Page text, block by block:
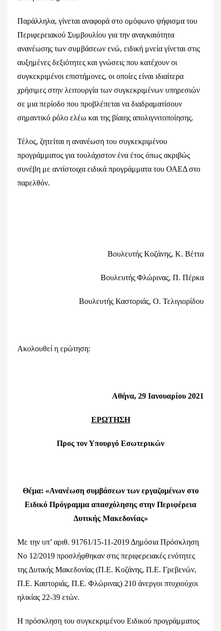
Παράλληλα, γίνεται αναφορά στο ομόφωνο ψήφισμα του
Περιφερειακού Συμβουλίου για την αναγκαιότητα
ανανέωσης των συμβάσεων ενώ, ειδική μνεία γίνεται στις
αυξημένες δεξιότητες και γνώσεις που κατέχουν οι
συγκεκριμένοι επιστήμονες, οι οποίες είναι ιδιαίτερα
χρήσιμες στην λειτουργία των συγκεκριμένων υπηρεσιών
σε μια περίοδο που προβλέπεται να διαδραματίσουν
σημαντικό ρόλο ελέω και της βίαιης απολιγνιτοποίησης.
Τέλος, ζητείται η ανανέωση του συγκεκριμένου
προγράμματος για τουλάχιστον ένα έτος όπως ακριβώς
συνέβη με αντίστοιχα ειδικά προγράμματα του ΟΑΕΔ στο
παρελθόν.
Βουλευτής Κοζάνης, Κ. Βέττα
Βουλευτής Φλώρινας, Π. Πέρκα
Βουλευτής Καστοριάς, Ο. Τελιγιορίδου
Ακολουθεί η ερώτηση:
Αθήνα, 29 Ιανουαρίου 2021
ΕΡΩΤΗΣΗ
Προς τον Υπουργό Εσωτερικών
Θέμα: «Ανανέωση συμβάσεων των εργαζομένων στο
Ειδικό Πρόγραμμα απασχόλησης στην Περιφέρεια
Δυτικής Μακεδονίας»
Με την υπ’ αριθ. 91761/15-11-2019 Δημόσια Πρόσκληση
Νο 12/2019 προσλήφθηκαν στις περιφερειακές ενότητες
της Δυτικής Μακεδονίας (Π.Ε. Κοζάνης, Π.Ε. Γρεβενών,
Π.Ε. Καστοριάς, Π.Ε. Φλώρινας) 210 άνεργοι πτυχιούχοι
ηλικίας 22-39 ετών.
Η πρόσκληση του συγκεκριμένου Ειδικού προγράμματος